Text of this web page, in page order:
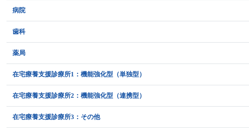
病院
歯科
薬局
在宅療養支援診療所1：機能強化型（単独型）
在宅療養支援診療所2：機能強化型（連携型）
在宅療養支援診療所3：その他